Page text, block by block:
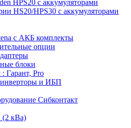
HPS20 с аккумуляторами
HS20/HPS30 с аккумуляторами
с АКБ комплекты
опции
блоки
Гарант, Pro
и ИБП
Сибконтакт
кВа)